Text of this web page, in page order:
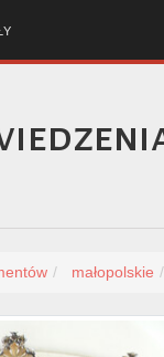
małopolskie